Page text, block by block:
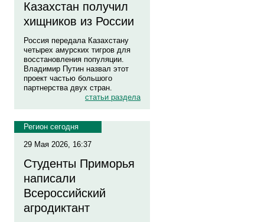
Казахстан получил
хищников из России
Россия передала Казахстану
четырех амурских тигров для
восстановления популяции.
Владимир Путин назвал этот
проект частью большого
партнерства двух стран.
статьи раздела
Регион сегодня
29 Мая 2026, 16:37
Студенты Приморья
написали
Всероссийский
агродиктант